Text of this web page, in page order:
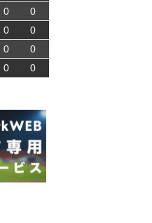
0 0
0 0
0 0
0 0